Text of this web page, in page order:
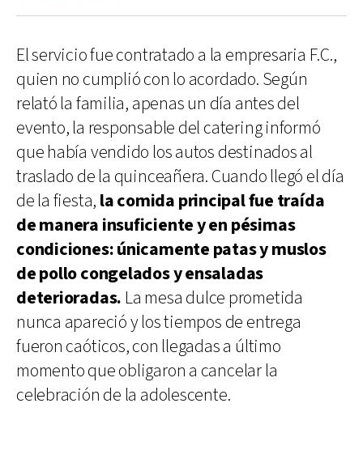
El servicio fue contratado a la empresaria F.C.,
quien no cumplió con lo acordado. Según
relató la familia, apenas un día antes del
evento, la responsable del catering informó
que había vendido los autos destinados al
traslado de la quinceañera. Cuando llegó el día
de la fiesta, la comida principal fue traída
de manera insuficiente y en pésimas
condiciones: únicamente patas y muslos
de pollo congelados y ensaladas
deterioradas. La mesa dulce prometida
nunca apareció y los tiempos de entrega
fueron caóticos, con llegadas a último
momento que obligaron a cancelar la
celebración de la adolescente.